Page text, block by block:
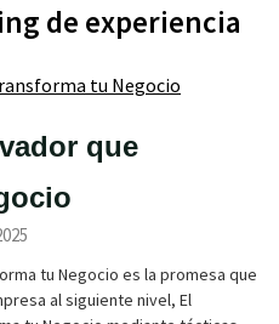
de experiencia
que
tu Negocio es la promesa que
al siguiente nivel, El